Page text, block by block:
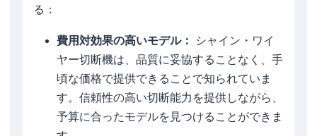
る：
費用対効果の高いモデル：
シャイン・ワイ
ヤー切断機は、品質に妥協することなく、手
頃な価格で提供できることで知られていま
す。信頼性の高い切断能力を提供しながら、
予算に合ったモデルを見つけることができま